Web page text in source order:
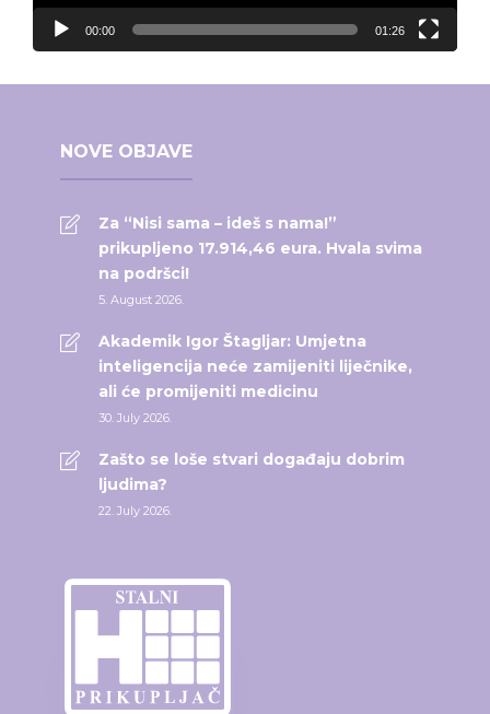
00:00 01:26
NOVE OBJAVE
Za “Nisi sama – ideš s nama!”
prikupljeno 17.914,46 eura. Hvala svima
na podršci!
5. August 2026.
Akademik Igor Štagljar: Umjetna
inteligencija neće zamijeniti liječnike,
ali će promijeniti medicinu
30. July 2026.
Zašto se loše stvari događaju dobrim
ljudima?
22. July 2026.